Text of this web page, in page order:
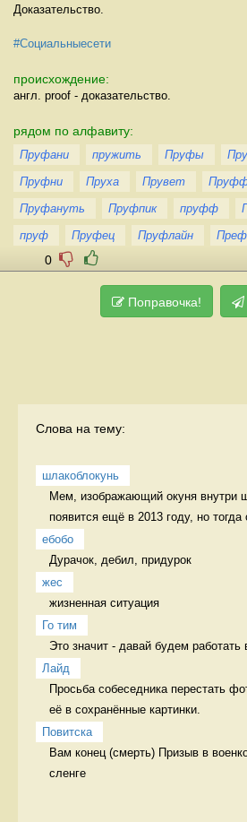
Доказательство.
#Социальныесети
происхождение:
англ. proof - доказательство.
рядом по алфавиту:
Пруфани пружить Пруфы
Пруфни
Пруха Прувет
Пруфануть
Пруфпик пруфф
пруф
Пруфец Пруфлайн
0
Поправочка!
Слова на тему:
шлакоблокунь
Мем, изображающий окуня внутри
появится ещё в 2013 году, но тогда
ебобо
Дурачок, дебил, придурок
жес
жизненная ситуация
Го тим
Это значит - давай будем работать
Лайд
Просьба собеседника перестать
её в сохранённые картинки.
Повитска
Вам конец (смерть) Призыв в
сленге